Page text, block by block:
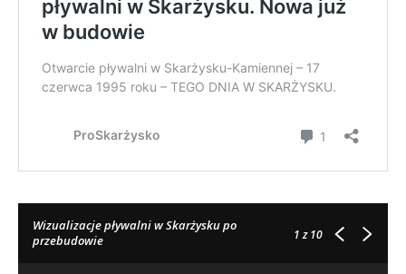
Wizualizacje pływalni w Skarżysku po
przebudowie
1z 10